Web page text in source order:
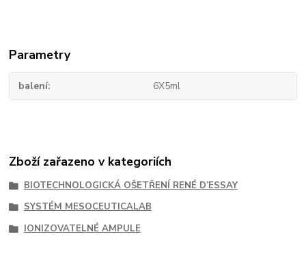
Parametry
balení 6X5ml
Zboží zařazeno v kategoriích
BIOTECHNOLOGICKÁ OŠETŘENÍ RENÉ D’ESSAY
SYSTÉM MESOCEUTICALAB
IONIZOVATELNÉ AMPULE